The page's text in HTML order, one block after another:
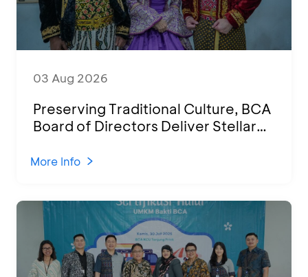
03 Aug 2026
Preserving Traditional Culture, BCA
Board of Directors Deliver Stellar
2026
More Info